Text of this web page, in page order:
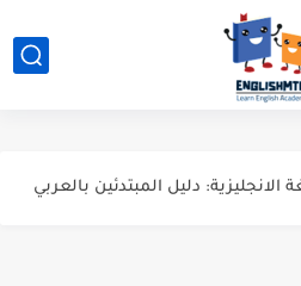
قواعد اللغة الانجليزية كاملة pdf للمبتدئين مجاناً
20 ورقة تلخيص مذهل لكل قواعد اللغة الانجليزية بملف pdf